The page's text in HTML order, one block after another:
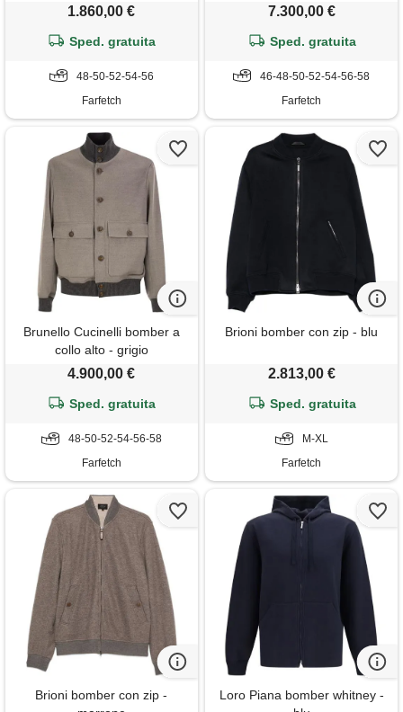
1.860,00 €
Sped. gratuita
48-50-52-54-56
Farfetch
7.300,00 €
Sped. gratuita
46-48-50-52-54-56-58
Farfetch
Brunello Cucinelli bomber a
collo alto - grigio
4.900,00 €
Sped. gratuita
48-50-52-54-56-58
Farfetch
Brioni bomber con zip - blu
2.813,00 €
Sped. gratuita
M-XL
Farfetch
Brioni bomber con zip -
Loro Piana bomber whitney -